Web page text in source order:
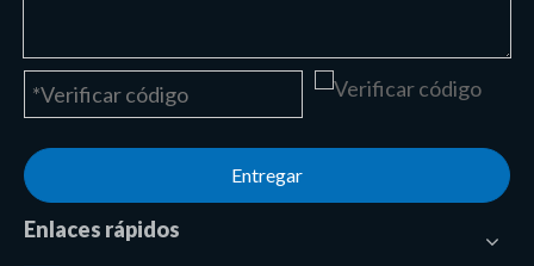
Entregar
Enlaces rápidos